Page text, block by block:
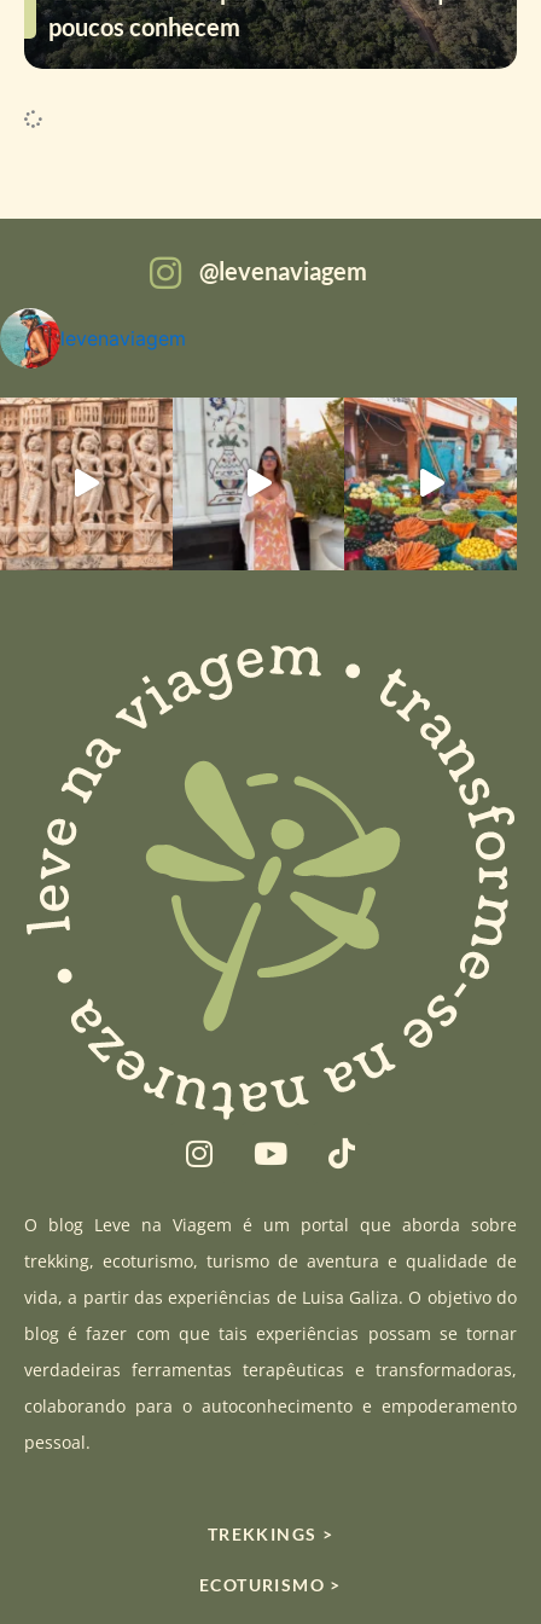
poucos conhecem
levenaviagem
levenaviagem
I
n
t
a
g
a
m
Y
o
t
u
b
T
i
t
o
k
O blog Leve na Viagem é um portal que aborda sobre
trekking, ecoturismo, turismo de aventura e qualidade de
vida, a partir das experiências de Luisa Galiza. O objetivo do
blog é fazer com que tais experiências possam se tornar
verdadeiras ferramentas terapêuticas e transformadoras,
colaborando para o autoconhecimento e empoderamento
pessoal.
TREKKINGS >
ECOTURISMO >